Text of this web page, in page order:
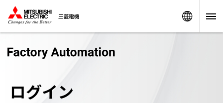
ログイン